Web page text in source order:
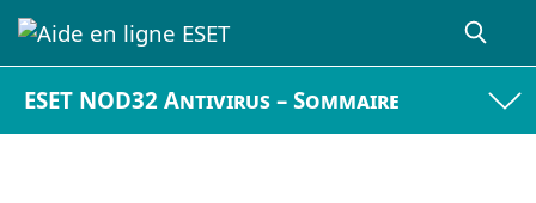
ESET NOD32 Antivirus – Sommaire